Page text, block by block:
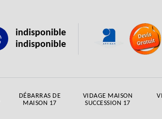
indisponible
indisponible
DÉBARRAS DE
MAISON 17
VIDAGE MAISON
SUCCESSION 17